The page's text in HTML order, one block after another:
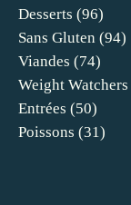
Desserts (96)
Sans Gluten (94)
Viandes (74)
Weight Watchers
Entrées (50)
Poissons (31)